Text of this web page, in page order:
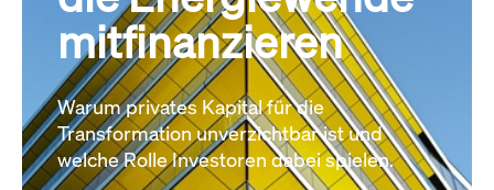
mitfinanzieren
Warum privates Kapital für die
Transformation unverzichtbar ist und
welche Rolle Investoren dabei spielen.